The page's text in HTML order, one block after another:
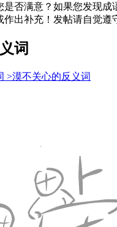
是否满意？如果您发现成
出补充！发帖请自觉遵
词
>漠不关心的反义词